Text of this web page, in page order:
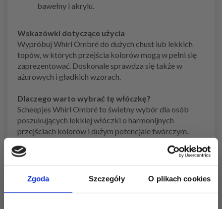
Zgoda Szczegóły O plikach cookies
bawełny i akrylu.
Wskazówki dotyczące użycia
Wypróbuj Whirl Ombré do dużych chust lub lekkich
topów, w których przejścia kolorów mogą w pełni się
zaprezentować. Doskonale sprawdza się także w
ażurowych i gładkich wzorach.
Dlaczego warto wybrać tę włóczkę?
Scheepjes Whirl Ombré to świetny wybór dla osób
poszukujących lekkiej włóczki o harmonijnych
przejściach kolorów i dużym potencjale twórczym.
Zobacz podobne produkty tutaj
Zobacz wszystkie mieszanki bawełniane tutaj
Zobacz wszystkie włóczki według rozmiaru